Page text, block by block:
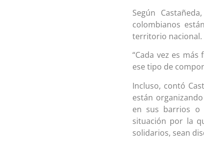
Según
colombianos
territorio nacional.
“Cada vez es
ese tipo de
Incluso, contó
están
en sus barrios o
situación por la
solidarios, sean